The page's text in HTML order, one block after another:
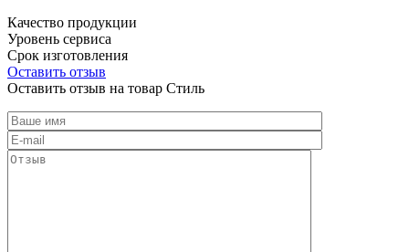
Качество продукции
Уровень сервиса
Срок изготовления
Оставить отзыв
Оставить отзыв на товар Стиль